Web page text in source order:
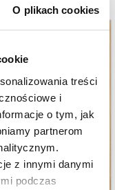
O plikach cookies
treści
i
o tym, jak
partnerom
z innymi danymi
podczas